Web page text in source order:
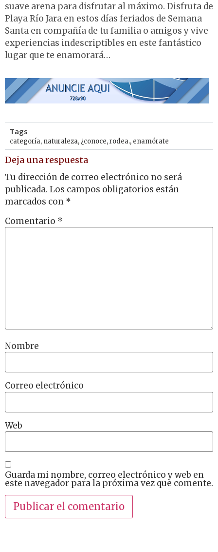
suave arena para disfrutar al máximo. Disfruta de
Playa Río Jara en estos días feriados de Semana
Santa en compañía de tu familia o amigos y vive
experiencias indescriptibles en este fantástico
lugar que te enamorará…
Tags
categoría, naturaleza, ¿conoce,rodea., enamórate
Deja una respuesta
Tu dirección de correo electrónico no será
publicada. Los campos obligatorios están
marcados con *
Comentario *
Nombre
Correo electrónico
Web
Guarda mi nombre, correo electrónico y web en
este navegador para la próxima vez que comente.